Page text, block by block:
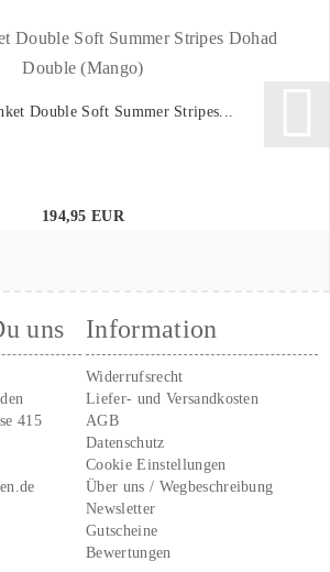
Double Soft Summer Stripes...
194,95 EUR
uns
415
Information
Widerrufsrecht
Liefer- und Versandkosten
AGB
Datenschutz
Cookie Einstellungen
Über uns / Wegbeschreibung
Newsletter
Gutscheine
Bewertungen